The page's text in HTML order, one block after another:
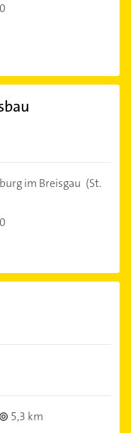
im Breisgau (St.
5,3 km